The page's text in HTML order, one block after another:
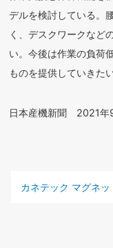
デルを検討している。
く、デスクワークなど
い。今後は作業の負荷
ものを提供していきたい
日本産機新聞 2021年
前の記事 :
カネテック マグネットLED電気スタン